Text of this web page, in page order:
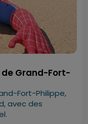
Grand-Fort-
Fort-Philippe,
avec des